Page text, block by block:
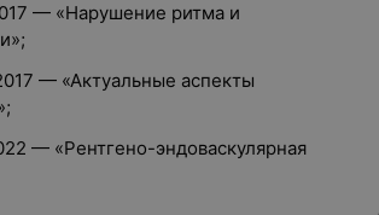
— «Нарушение ритма и
— «Актуальные аспекты
— «Рентгено-эндоваскулярная